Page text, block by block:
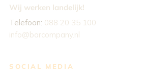
Wij werken landelijk!
Telefoon: 088 20 35 100
info@barcompany.nl
SOCIAL MEDIA